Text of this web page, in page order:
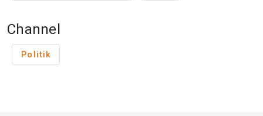
Channel
Politik